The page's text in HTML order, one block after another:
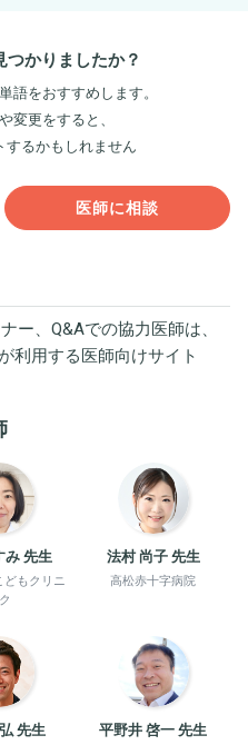
つかりましたか？
語をおすすめします。
変更をすると、
するかもしれません
医師に相談
ー、Q&Aでの協力医師は、
が利用する医師向けサイト
み 先生
どもクリニ
法村 尚子 先生
高松赤十字病院
先生 平野井 啓一 先生